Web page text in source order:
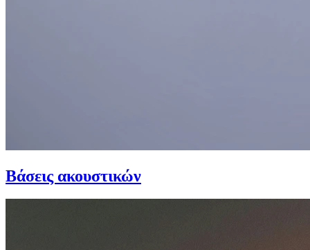
Βάσεις ακουστικών